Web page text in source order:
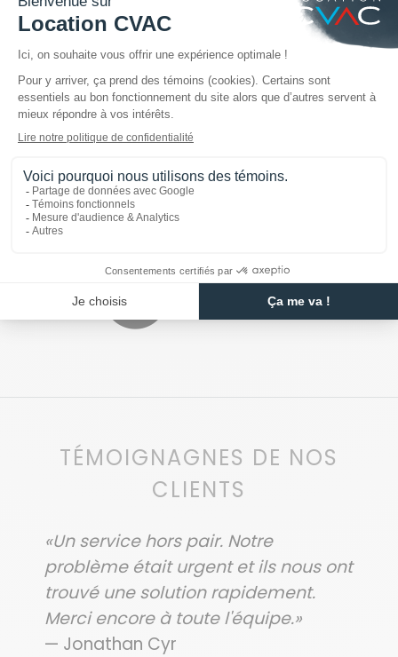
TÉMOIGNAGNES DE NOS
CLIENTS
«Un service hors pair. Notre
problème était urgent et ils nous ont
trouvé une solution rapidement.
Merci encore à toute l'équipe.»
— Jonathan Cyr